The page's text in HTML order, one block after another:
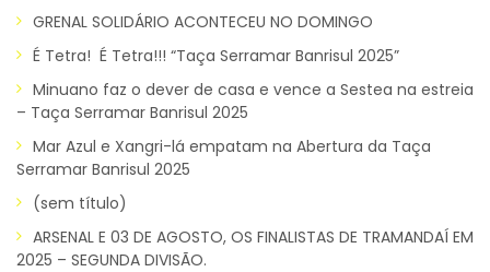
GRENAL SOLIDÁRIO ACONTECEU NO DOMINGO
É Tetra! É Tetra!!! “Taça Serramar Banrisul 2025”
Minuano faz o dever de casa e vence a Sestea na estreia
– Taça Serramar Banrisul 2025
Mar Azul e Xangri-lá empatam na Abertura da Taça
Serramar Banrisul 2025
(sem título)
ARSENAL E 03 DE AGOSTO, OS FINALISTAS DE TRAMANDAÍ EM
2025 – SEGUNDA DIVISÃO.